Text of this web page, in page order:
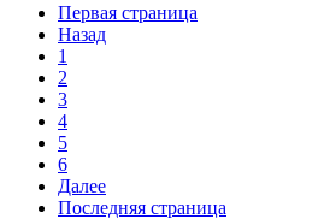
Первая страница
Назад
1
2
3
4
5
6
Далее
Последняя страница